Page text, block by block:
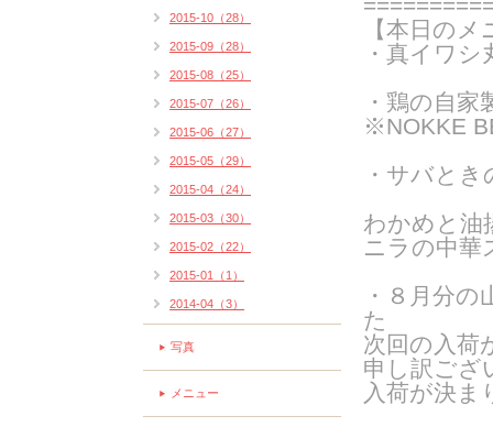
【本日のメ
・真イワ
・鶏の自家
※NOKKE
・サバと
わかめと油
ニラの中華
・８月分
た
次回の入荷
申し訳ござ
入荷が決
2015-10（28）
2015-09（28）
2015-08（25）
2015-07（26）
2015-06（27）
2015-05（29）
2015-04（24）
2015-03（30）
2015-02（22）
2015-01（1）
2014-04（3）
写真
メニュー